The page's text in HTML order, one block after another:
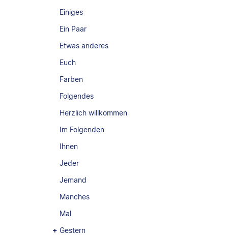
Einiges
Ein Paar
Etwas anderes
Euch
Farben
Folgendes
Herzlich willkommen
Im Folgenden
Ihnen
Jeder
Jemand
Manches
Mal
Gestern